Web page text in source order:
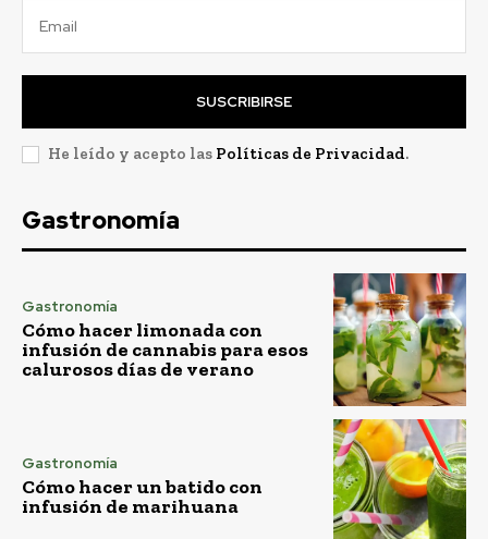
SUSCRIBIRSE
He leído y acepto las Políticas de Privacidad.
Gastronomía
Gastronomía
Cómo hacer limonada con
infusión de cannabis para esos
calurosos días de verano
Gastronomía
Cómo hacer un batido con
infusión de marihuana